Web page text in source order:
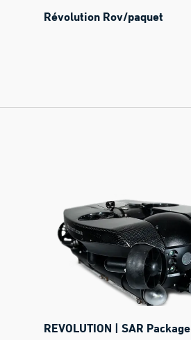
Révolution Rov/paquet
REVOLUTION | SAR Package